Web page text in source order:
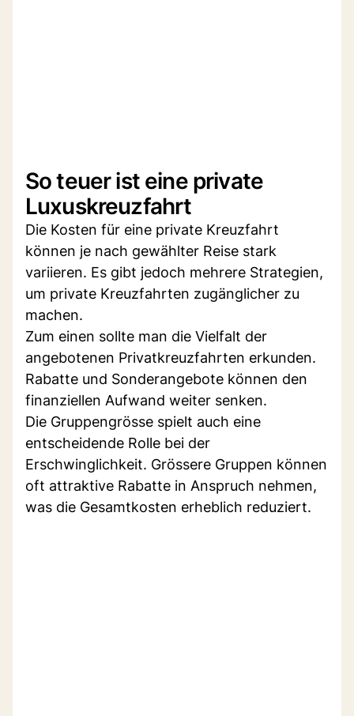
So teuer ist eine private
Luxuskreuzfahrt
Die Kosten für eine private Kreuzfahrt
können je nach gewählter Reise stark
variieren. Es gibt jedoch mehrere Strategien,
um private Kreuzfahrten zugänglicher zu
machen.
Zum einen sollte man die Vielfalt der
angebotenen Privatkreuzfahrten erkunden.
Rabatte und Sonderangebote können den
finanziellen Aufwand weiter senken.
Die Gruppengrösse spielt auch eine
entscheidende Rolle bei der
Erschwinglichkeit. Grössere Gruppen können
oft attraktive Rabatte in Anspruch nehmen,
was die Gesamtkosten erheblich reduziert.